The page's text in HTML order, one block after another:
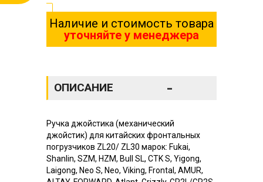
Наличие и стоимость товара
уточняйте у менеджера
ОПИСАНИЕ -
Ручка джойстика (механический
джойстик) для китайских фронтальных
погрузчиков ZL20/ ZL30 марок: Fukai,
Shanlin, SZM, HZM, Bull SL, CTK S, Yigong,
Laigong, Neo S, Neo, Viking, Frontal, AMUR,